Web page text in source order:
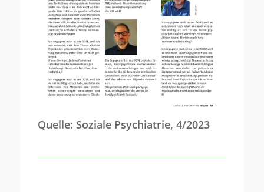
Quelle: Soziale Psychiatrie, 4/2023